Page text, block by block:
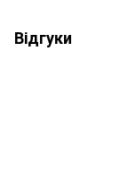
Відгуки